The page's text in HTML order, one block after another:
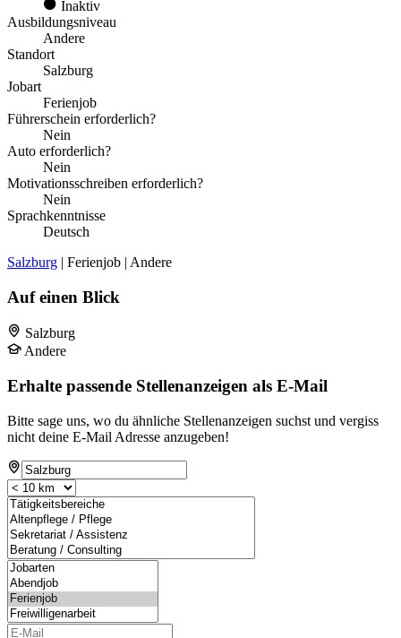
Inaktiv
Ausbildungsniveau
Andere
Standort
Salzburg
Jobart
Ferienjob
Führerschein erforderlich?
Nein
Auto erforderlich?
Nein
Motivationsschreiben erforderlich?
Nein
Sprachkenntnisse
Deutsch
Salzburg | Ferienjob | Andere
Auf einen Blick
Salzburg
Andere
Erhalte passende Stellenanzeigen als E-Mail
Bitte sage uns, wo du ähnliche Stellenanzeigen suchst und vergiss
nicht deine E-Mail Adresse anzugeben!